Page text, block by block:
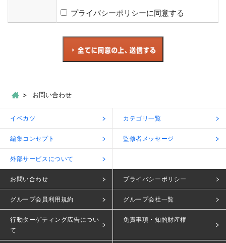
プライバシーポリシーに同意する
お問い合わせ
イベカツ カテゴリ一覧
編集コンセプト 監修者メッセージ
外部サービスについて
お問い合わせ プライバシーポリシー
グループ会員利用規約 グループ会社一覧
行動ターゲティング広告につい
て
免責事項・知的財産権